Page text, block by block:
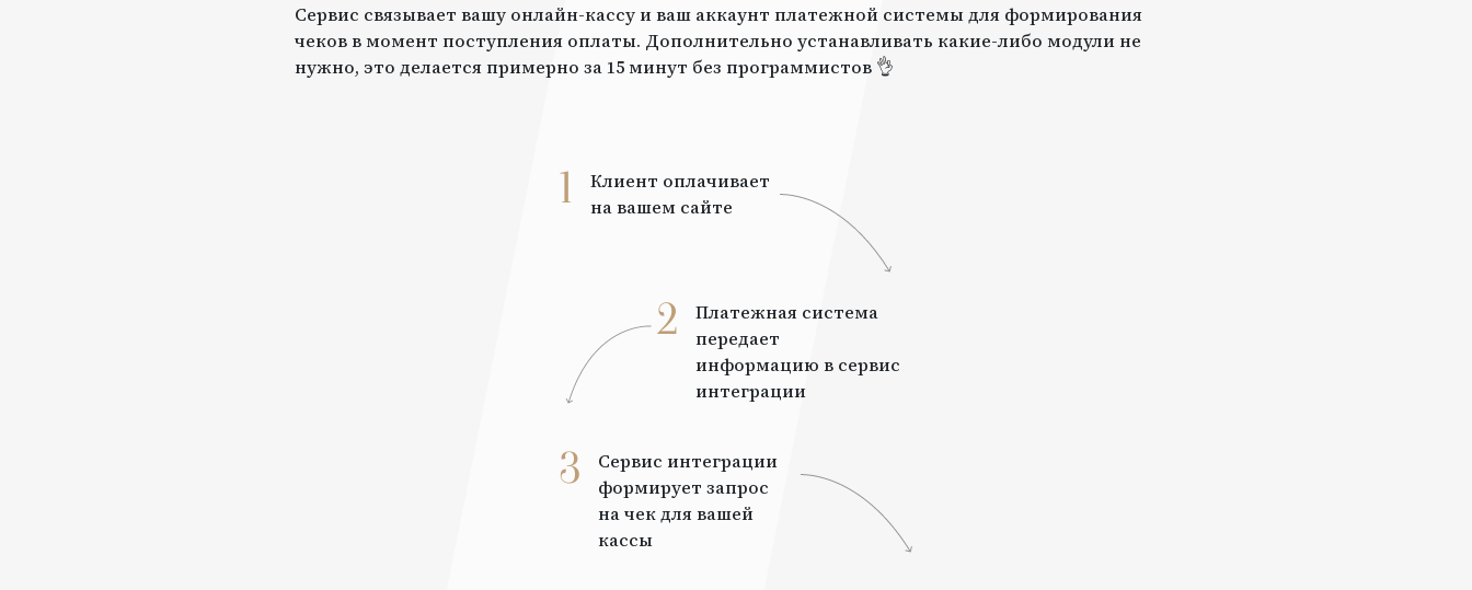
Сервис связывает вашу онлайн-кассу и ваш аккаунт платежной системы для формирования
чеков в момент поступления оплаты. Дополнительно устанавливать какие-либо модули не
нужно, это делается примерно за 15 минут без программистов 👌
1
Клиент оплачивает
на вашем сайте
2
Платежная система
передает
информацию в сервис
интеграции
3
Сервис интеграции
формирует запрос
на чек для вашей
кассы